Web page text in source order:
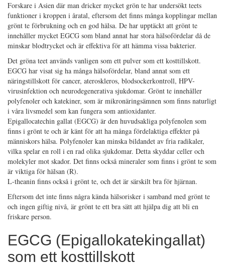
Forskare i Asien där man dricker mycket grön te har undersökt teets
funktioner i kroppen i åratal, eftersom det finns många kopplingar mellan
grönt te förbrukning och en god hälsa. De har upptäckt att grönt te
innehåller mycket EGCG som bland annat har stora hälsofördelar då de
minskar blodtrycket och är effektiva för att hämma vissa bakterier.
Det gröna teet används vanligen som ett pulver som ett kosttillskott.
EGCG har visat sig ha många hälsofördelar, bland annat som ett
näringstillskott för cancer, ateroskleros, blodsockerkontroll, HPV-
virusinfektion och neurodegenerativa sjukdomar. Grönt te innehåller
polyfenoler och katekiner, som är mikronäringsämnen som finns naturligt
i våra livsmedel som kan fungera som antioxidanter.
Epigallocatechin gallat (EGCG) är den huvudsakliga polyfenolen som
finns i grönt te och är känt för att ha många fördelaktiga effekter på
människors hälsa. Polyfenoler kan minska bildandet av fria radikaler,
vilka spelar en roll i en rad olika sjukdomar. Detta skyddar celler och
molekyler mot skador. Det finns också mineraler som finns i grönt te som
är viktiga för hälsan (R).
L-theanin finns också i grönt te, och det är särskilt bra för hjärnan.
Eftersom det inte finns några kända hälsorisker i samband med grönt te
och ingen giftig nivå, är grönt te ett bra sätt att hjälpa dig att bli en
friskare person.
EGCG (Epigallokatekingallat)
som ett kosttillskott